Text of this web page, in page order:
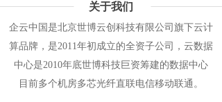
关于我们
企云中国是北京世博云创科技有限公司旗下云计
算品牌，是2011年初成立的全资子公司， 云数据
中心是2010年底世博科技巨资筹建的数据中心
目前多个机房多芯光纤直联电信移动联通。